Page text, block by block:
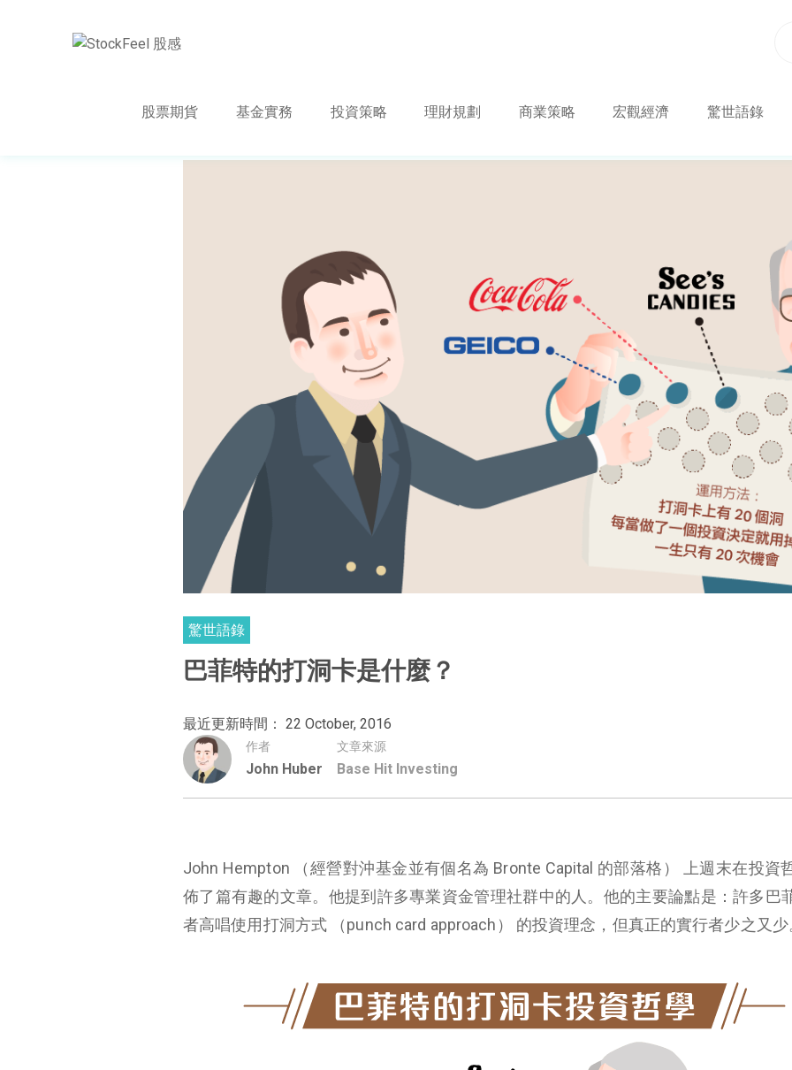
股票期貨 基金實務 投資策略 理財規劃 商業策略 宏觀經濟 驚世語錄
驚世語錄
巴菲特的打洞卡是什麼？
最近更新時間： 22 October, 2016
作者
John Huber
文章來源
Base Hit Investing
John Hempton （經營對沖基金並有個名為 Bronte Capital 的部落格） 上週末在投資
佈了篇有趣的文章。他提到許多專業資金管理社群中的人。他的主要論點是：許多巴
者高唱使用打洞方式 （punch card approach） 的投資理念，但真正的實行者少之又少